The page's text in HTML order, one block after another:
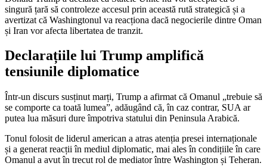
singură țară să controleze accesul prin această rută strategică și a
avertizat că Washingtonul va reacționa dacă negocierile dintre Oman
și Iran vor afecta libertatea de tranzit.
Declarațiile lui Trump amplifică
tensiunile diplomatice
Într-un discurs susținut marți, Trump a afirmat că Omanul „trebuie să
se comporte ca toată lumea”, adăugând că, în caz contrar, SUA ar
putea lua măsuri dure împotriva statului din Peninsula Arabică.
Tonul folosit de liderul american a atras atenția presei internaționale
și a generat reacții în mediul diplomatic, mai ales în condițiile în care
Omanul a avut în trecut rol de mediator între Washington și Teheran.